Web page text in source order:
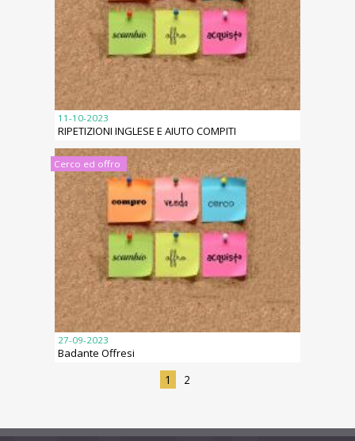
11-10-2023
RIPETIZIONI INGLESE E AIUTO COMPITI
Cerco ed offro
27-09-2023
Badante Offresi
1 2